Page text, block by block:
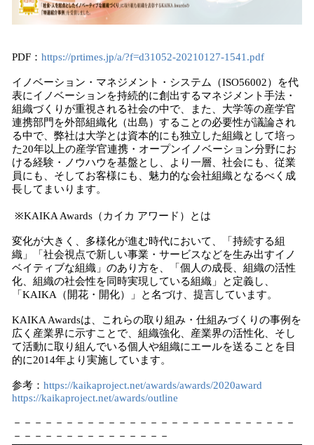
PDF： https://prtimes.jp/a/?f=d31052-20210127-1541.pdf
イノベーション・マネジメント・システム（ISO56002）を代
表にイノベーションを持続的に創出するマネジメント手法・
組織づくりが重視される社会の中で、また、大学等の産学官
連携部門を外部組織化（出島）することの必要性が議論され
る中で、弊社は大学とは資本的にも独立した組織として培っ
た20年以上の産学官連携・オープンイノベーション分野にお
ける経験・ノウハウを基盤とし、より一層、社会にも、従業
員にも、そしてお客様にも、魅力的な会社組織となるべく成
長してまいります。
※KAIKA Awards（カイカ アワード）とは
変化が大きく、多様化が進む時代において、「持続する組
織」「社会視点で新しい事業・サービスなどを生み出すイノ
ベイティブな組織」のあり方を、「個人の成長、組織の活性
化、組織の社会性を同時実現している組織」と定義し、
「KAIKA（開花・開化）」と名づけ、提言しています。
KAIKA Awardsは、これらの取り組み・仕組みづくりの事例を
広く産業界に示すことで、組織強化、産業界の活性化、そし
て活動に取り組んでいる個人や組織にエールを送ることを目
的に2014年より実施しています。
参考： https://kaikaproject.net/awards/awards/2020award
https://kaikaproject.net/awards/outline
－－－－－－－－－－－－－－－－－－－－－－－－－－－
－－－－－－－－－－－－－－－